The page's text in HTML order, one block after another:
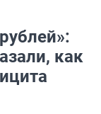
как